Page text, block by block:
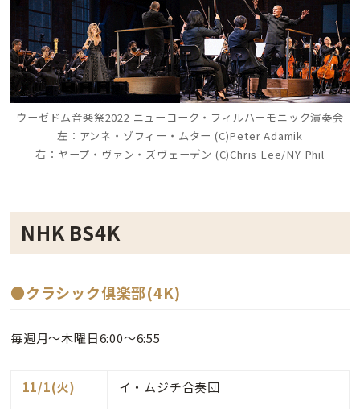
ウーゼドム音楽祭2022 ニューヨーク・フィルハーモニック演奏会
左：アンネ・ゾフィー・ムター (C)Peter Adamik
右：ヤープ・ヴァン・ズヴェーデン (C)Chris Lee/NY Phil
NHK BS4K
●クラシック倶楽部(4K)
毎週月～木曜日6:00～6:55
11/1(火) イ・ムジチ合奏団